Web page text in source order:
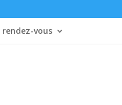
rendez-vous